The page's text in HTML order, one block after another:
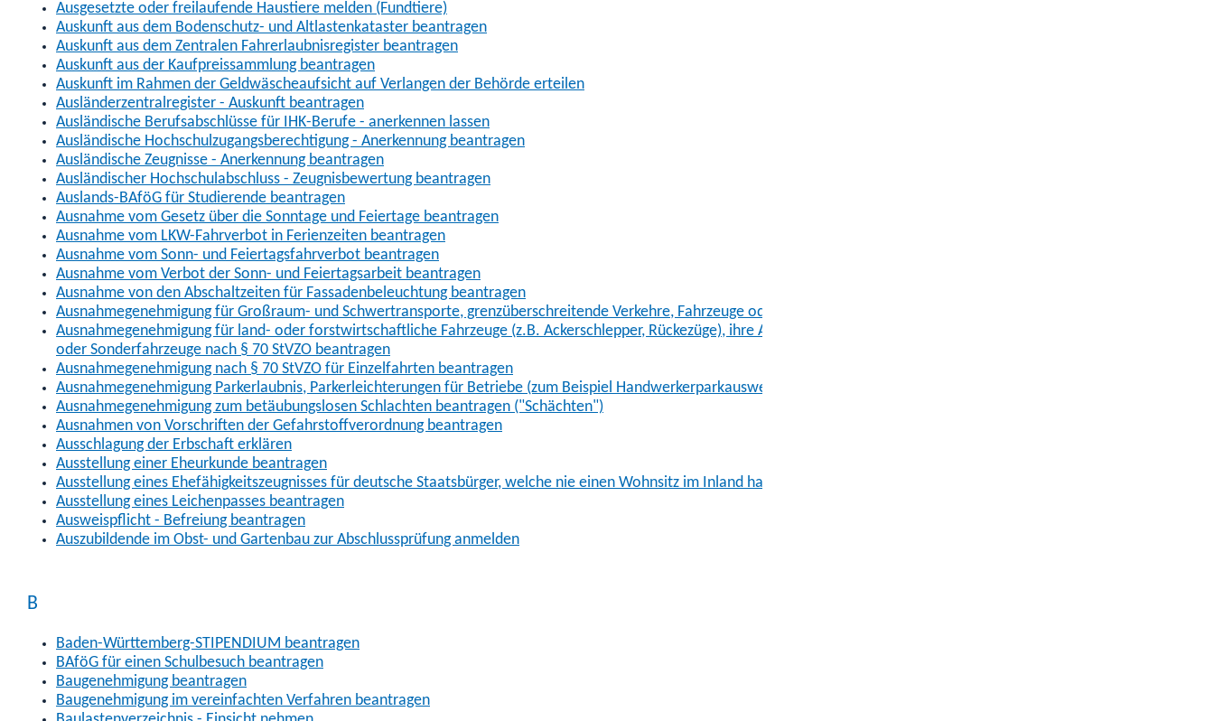
Ausgesetzte oder freilaufende Haustiere melden (Fundtiere)
Auskunft aus dem Bodenschutz- und Altlastenkataster beantragen
Auskunft aus dem Zentralen Fahrerlaubnisregister beantragen
Auskunft aus der Kaufpreissammlung beantragen
Auskunft im Rahmen der Geldwäscheaufsicht auf Verlangen der Behörde erteilen
Ausländerzentralregister - Auskunft beantragen
Ausländische Berufsabschlüsse für IHK-Berufe - anerkennen lassen
Ausländische Hochschulzugangsberechtigung - Anerkennung beantragen
Ausländische Zeugnisse - Anerkennung beantragen
Ausländischer Hochschulabschluss - Zeugnisbewertung beantragen
Auslands-BAföG für Studierende beantragen
Ausnahme vom Gesetz über die Sonntage und Feiertage beantragen
Ausnahme vom LKW-Fahrverbot in Ferienzeiten beantragen
Ausnahme vom Sonn- und Feiertagsfahrverbot beantragen
Ausnahme vom Verbot der Sonn- und Feiertagsarbeit beantragen
Ausnahme von den Abschaltzeiten für Fassadenbeleuchtung beantragen
Ausnahmegenehmigung für Großraum- und Schwertransporte, grenzüberschreitende Verkehre, Fahrzeuge oder Fahrzeugkombinationen nach § 70 StVZO beantragen
Ausnahmegenehmigung für land- oder forstwirtschaftliche Fahrzeuge (z.B. Ackerschlepper, Rückezüge), ihre Anhänger, Arbeitsmaschinen (z.B. Gabelstapler, Mähdrescher)
oder Sonderfahrzeuge nach § 70 StVZO beantragen
Ausnahmegenehmigung nach § 70 StVZO für Einzelfahrten beantragen
Ausnahmegenehmigung Parkerlaubnis, Parkerleichterungen für Betriebe (zum Beispiel Handwerkerparkausweis)
Ausnahmegenehmigung zum betäubungslosen Schlachten beantragen ("Schächten")
Ausnahmen von Vorschriften der Gefahrstoffverordnung beantragen
Ausschlagung der Erbschaft erklären
Ausstellung einer Eheurkunde beantragen
Ausstellung eines Ehefähigkeitszeugnisses für deutsche Staatsbürger, welche nie einen Wohnsitz im Inland hatten
Ausstellung eines Leichenpasses beantragen
Ausweispflicht - Befreiung beantragen
Auszubildende im Obst- und Gartenbau zur Abschlussprüfung anmelden
B
Baden-Württemberg-STIPENDIUM beantragen
BAföG für einen Schulbesuch beantragen
Baugenehmigung beantragen
Baugenehmigung im vereinfachten Verfahren beantragen